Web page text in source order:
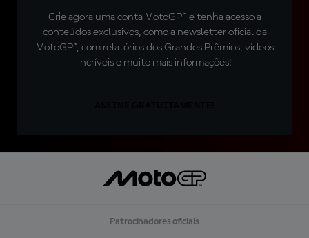
Crie agora uma conta MotoGP™ e tenha acesso a
conteúdos exclusivos, como a newsletter oficial da
MotoGP™, com relatórios dos Grandes Prêmios, vídeos
incríveis e muito mais informações!
Patrocinadores oficiais